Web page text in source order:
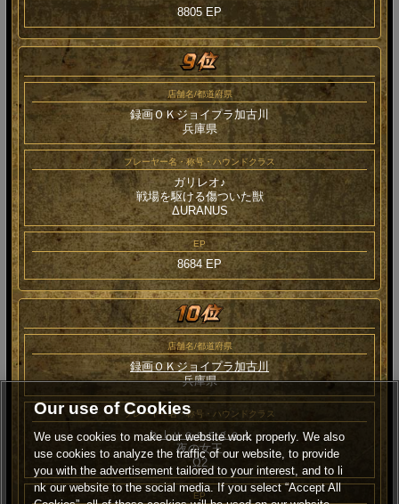
8805 EP
店舗名/都道府県
録画ＯＫジョイプラ加古川
兵庫県
プレーヤー名・称号・ハウンドクラス
ガリレオ♪
戦場を駆ける傷ついた獣
ΔURANUS
EP
8684 EP
店舗名/都道府県
録画ＯＫジョイプラ加古川
兵庫県
プレーヤー名・称号・ハウンドクラス
ｂｌｕｅａｎｇｅｌ
夜の女王
Ω2
EP
Our use of Cookies
We use cookies to make our website work properly. We also
use cookies to analyze the traffic of our website, to provide
you with the advertisement tailored to your interest, and to li
nk our website to the social media. If you select “Accept All